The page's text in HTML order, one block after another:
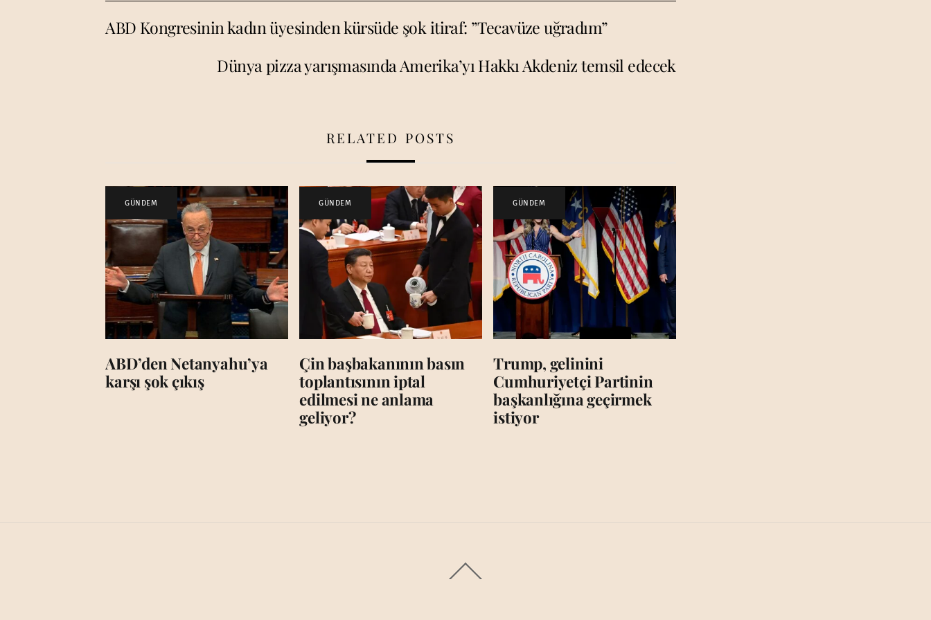
ABD Kongresinin kadın üyesinden kürsüde şok itiraf: ”Tecavüze uğradım”
Dünya pizza yarışmasında Amerika’yı Hakkı Akdeniz temsil edecek
RELATED POSTS
GÜNDEM
ABD’den Netanyahu’ya
karşı şok çıkış
GÜNDEM
Çin başbakanının basın
toplantısının iptal
edilmesi ne anlama
geliyor?
GÜNDEM
Trump, gelinini
Cumhuriyetçi Partinin
başkanlığına geçirmek
istiyor
To